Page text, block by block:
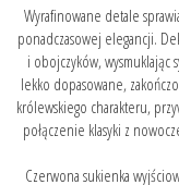
Wyrafinowane detale
ponadczasowej elegancji.
i obojczyków, wysmuklając
lekko dopasowane,
królewskiego charakteru,
połączenie klasyki z
Czerwona sukienka